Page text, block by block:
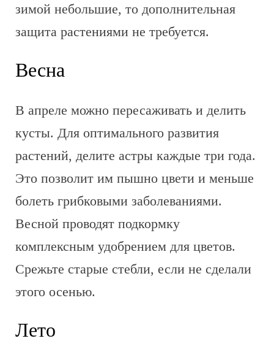
зимой небольшие, то дополнительная
защита растениями не требуется.
Весна
В апреле можно пересаживать и делить
кусты. Для оптимального развития
растений, делите астры каждые три года.
Это позволит им пышно цвети и меньше
болеть грибковыми заболеваниями.
Весной проводят подкормку
комплексным удобрением для цветов.
Срежьте старые стебли, если не сделали
этого осенью.
Лето